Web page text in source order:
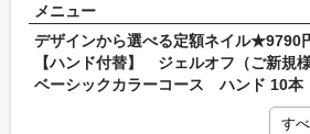
メニュー
す